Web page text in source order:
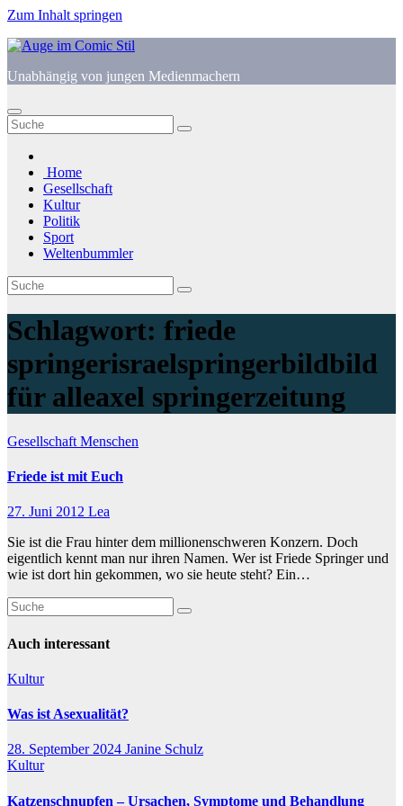
Zum Inhalt springen
Unabhängig von jungen Medienmachern
Home
Gesellschaft
Kultur
Politik
Sport
Weltenbummler
Schlagwort: friede
springerisraelspringerbildbild
für alleaxel springerzeitung
Gesellschaft Menschen
Friede ist mit Euch
27. Juni 2012 Lea
Sie ist die Frau hinter dem millionenschweren Konzern. Doch
eigentlich kennt man nur ihren Namen. Wer ist Friede Springer und
wie ist dort hin gekommen, wo sie heute steht? Ein…
Auch interessant
Kultur
Was ist Asexualität?
28. September 2024 Janine Schulz
Kultur
Katzenschnupfen – Ursachen, Symptome und Behandlung